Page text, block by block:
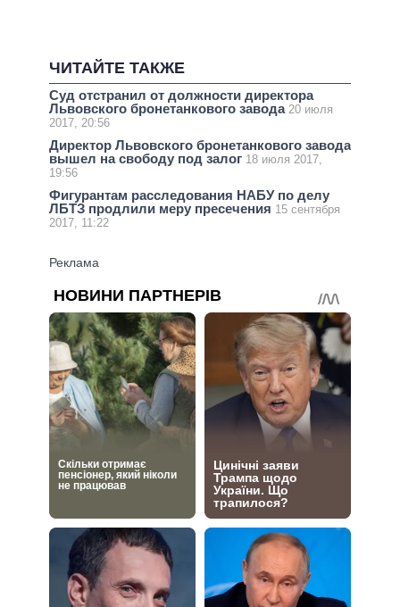
ЧИТАЙТЕ ТАКЖЕ
Суд отстранил от должности директора
Львовского бронетанкового завода 20 июля
2017, 20:56
Директор Львовского бронетанкового завода
вышел на свободу под залог 18 июля 2017,
19:56
Фигурантам расследования НАБУ по делу
ЛБТЗ продлили меру пресечения 15 сентября
2017, 11:22